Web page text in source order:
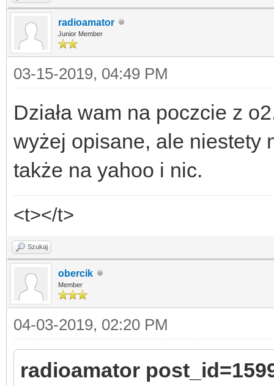
radioamator
Junior Member
03-15-2019, 04:49 PM
Działa wam na poczcie z
wyżej opisane, ale niestety
także na yahoo i nic.
<t></t>
Szukaj
obercik
Member
04-03-2019, 02:20 PM
radioamator